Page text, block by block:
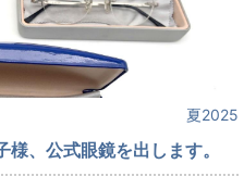
夏2025
様、公式眼鏡を出します。